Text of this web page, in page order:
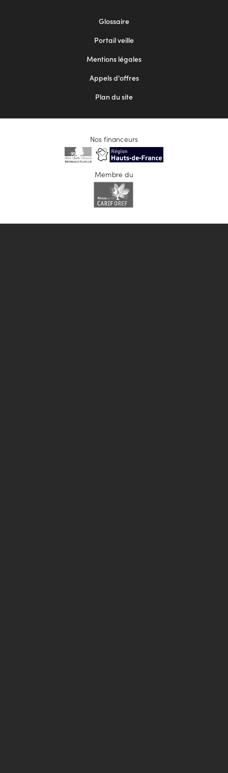
Glossaire
Portail veille
Mentions légales
Appels d'offres
Plan du site
Nos financeurs
Membre du